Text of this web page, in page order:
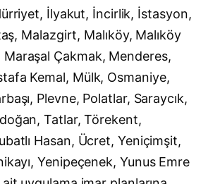
İlyakut, İncirlik, İstasyon,
Malazgirt, Malıköy, Malıköy
Çakmak, Menderes,
Kemal, Mülk, Osmaniye,
Plevne, Polatlar, Saraycık,
Tatlar, Törekent,
Hasan, Ücret, Yeniçimşit,
Yenipeçenek, Yunus Emre